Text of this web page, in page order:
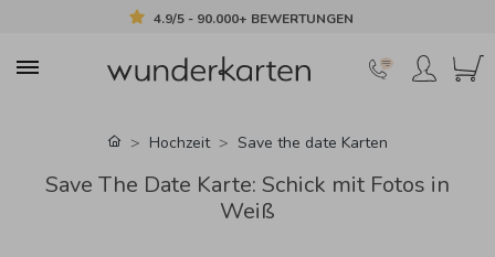
4.9/5 - 90.000+ BEWERTUNGEN
Hochzeit Save the date Karten
Save The Date Karte: Schick mit Fotos in
Weiß